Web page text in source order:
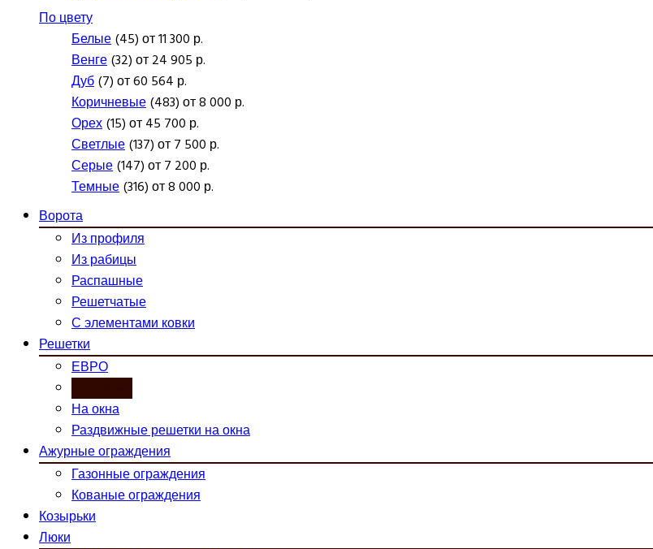
По цвету
Белые(45) от 11 300 р.
Венге(32) от 24 905 р.
Дуб(7) от 60 564 р.
Коричневые(483) от 8 000 р.
Орех(15) от 45 700 р.
Светлые(137) от 7 500 р.
Серые(147) от 7 200 р.
Темные(316) от 8 000 р.
Ворота
Из профиля
Из рабицы
Распашные
Решетчатые
С элементами ковки
Решетки
ЕВРО
На окна
Раздвижные решетки на окна
Ажурные ограждения
Газонные ограждения
Кованые ограждения
Козырьки
Люки